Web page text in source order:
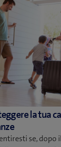
la tua
se, dopo il